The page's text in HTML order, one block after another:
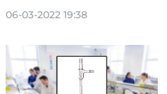
06-03-2022 19:38